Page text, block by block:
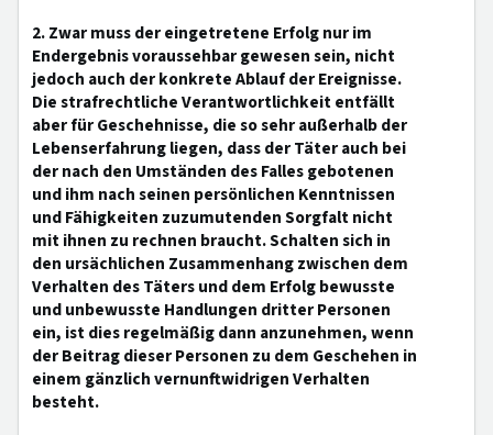
2. Zwar muss der eingetretene Erfolg nur im
Endergebnis voraussehbar gewesen sein, nicht
jedoch auch der konkrete Ablauf der Ereignisse.
Die strafrechtliche Verantwortlichkeit entfällt
aber für Geschehnisse, die so sehr außerhalb der
Lebenserfahrung liegen, dass der Täter auch bei
der nach den Umständen des Falles gebotenen
und ihm nach seinen persönlichen Kenntnissen
und Fähigkeiten zuzumutenden Sorgfalt nicht
mit ihnen zu rechnen braucht. Schalten sich in
den ursächlichen Zusammenhang zwischen dem
Verhalten des Täters und dem Erfolg bewusste
und unbewusste Handlungen dritter Personen
ein, ist dies regelmäßig dann anzunehmen, wenn
der Beitrag dieser Personen zu dem Geschehen in
einem gänzlich vernunftwidrigen Verhalten
besteht.